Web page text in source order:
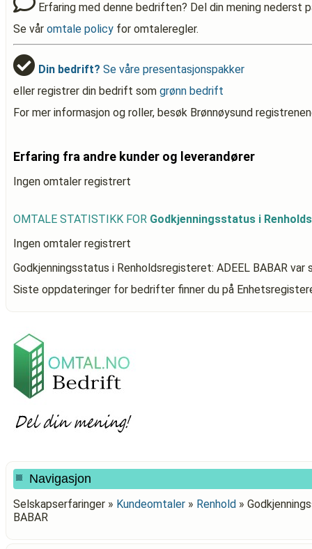
Erfaring med denne bedriften? Del din mening nederst
Se vår omtale policy for omtaleregler.
Din bedrift? Se våre presentasjonspakker
eller registrer din bedrift som grønn bedrift
For mer informasjon og roller, besøk Brønnøysund
Erfaring fra andre kunder og leverandører
Ingen omtaler registrert
OMTALE STATISTIKK FOR Godkjenningsstatus i
Ingen omtaler registrert
Godkjenningsstatus i Renholdsregisteret: ADEEL BABAR var
Siste oppdateringer for bedrifter finner du på
Navigasjon
Selskapserfaringer » Kundeomtaler » Renhold »
BABAR